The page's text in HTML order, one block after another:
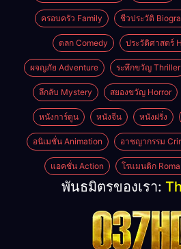
ครอบครัว Family ชีวประวัติ
ตลก Comedy ประวัติศาสตร์
ผจญภัย Adventure ระทึกขวัญ Thriller
ลึกลับ Mystery สยองขวัญ Horror
หนังการ์ตูน หนังจีน หนังฝรั่ง
อนิเมชั่น Animation อาชญากรรม
แอคชั่น Action โรแมนติก
พันธมิตรของเรา: